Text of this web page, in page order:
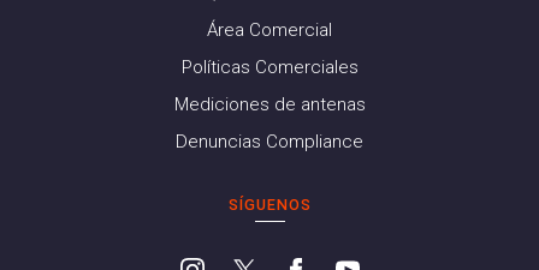
Área Comercial
Políticas Comerciales
Mediciones de antenas
Denuncias Compliance
SÍGUENOS